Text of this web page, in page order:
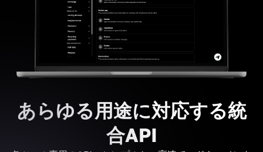
あらゆる用途に対応する統
合API